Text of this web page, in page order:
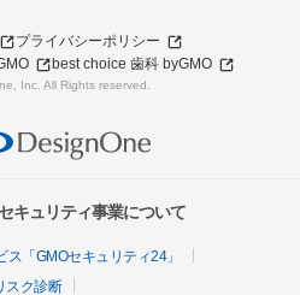
プライバシーポリシー
best choice 歯科 byGMO
Inc. All Rights reserved.
キュリティ事業について
「GMOセキュリティ24」
スク診断